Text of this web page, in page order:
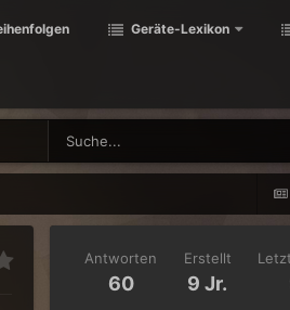
Geräte-Lexikon
Antworten
60
Erstellt
9 Jr.